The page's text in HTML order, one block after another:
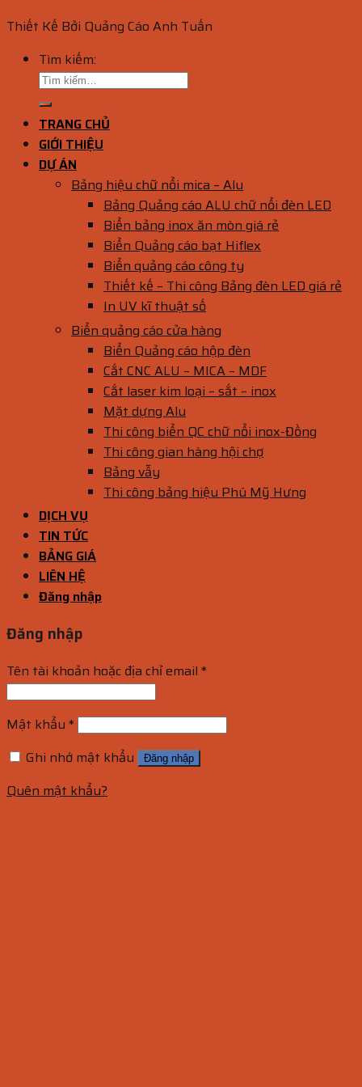
Thiết Kế Bởi Quảng Cáo Anh Tuấn
Tìm kiếm:
TRANG CHỦ
GIỚI THIỆU
DỰ ÁN
Bảng hiệu chữ nổi mica – Alu
Bảng Quảng cáo ALU chữ nổi đèn LED
Biển bảng inox ăn mòn giá rẻ
Biển Quảng cáo bạt Hiflex
Biển quảng cáo công ty
Thiết kế – Thi công Bảng đèn LED giá rẻ
In UV kĩ thuật số
Biển quảng cáo cửa hàng
Biển Quảng cáo hộp đèn
Cắt CNC ALU – MICA – MDF
Cắt laser kim loại – sắt – inox
Mặt dựng Alu
Thi công biển QC chữ nổi inox-Đồng
Thi công gian hàng hội chợ
Bảng vẫy
Thi công bảng hiệu Phú Mỹ Hưng
DỊCH VỤ
TIN TỨC
BẢNG GIÁ
LIÊN HỆ
Đăng nhập
Đăng nhập
Tên tài khoản hoặc địa chỉ email *
Mật khẩu *
Ghi nhớ mật khẩu
Đăng nhập
Quên mật khẩu?